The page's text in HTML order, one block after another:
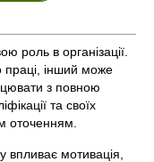
роль в організації.
праці, інший може
з повною
та своїх
оточенням.
впливає мотивація,